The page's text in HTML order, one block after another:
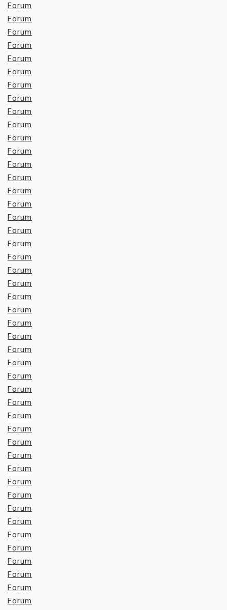
Forum
Forum
Forum
Forum
Forum
Forum
Forum
Forum
Forum
Forum
Forum
Forum
Forum
Forum
Forum
Forum
Forum
Forum
Forum
Forum
Forum
Forum
Forum
Forum
Forum
Forum
Forum
Forum
Forum
Forum
Forum
Forum
Forum
Forum
Forum
Forum
Forum
Forum
Forum
Forum
Forum
Forum
Forum
Forum
Forum
Forum